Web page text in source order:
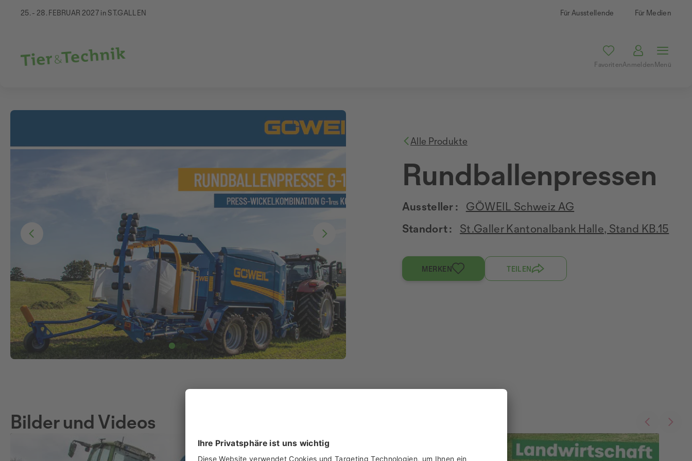
25. - 28. FEBRUAR 2027 in ST.GALLEN Für Ausstellende Für Medien
FavoritenAnmeldenMenü
Alle Produkte
Rundballenpressen
Aussteller :
GÖWEIL Schweiz AG
Standort :
St.Galler Kantonalbank Halle, Stand KB.15
MERKEN TEILEN
Bilder und Videos